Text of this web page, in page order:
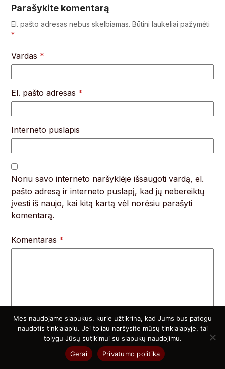
Parašykite komentarą
El. pašto adresas nebus skelbiamas. Būtini laukeliai pažymėti
*
Vardas *
El. pašto adresas *
Interneto puslapis
Noriu savo interneto naršyklėje išsaugoti vardą, el.
pašto adresą ir interneto puslapį, kad jų nebereiktų
įvesti iš naujo, kai kitą kartą vėl norėsiu parašyti
komentarą.
Komentaras *
Mes naudojame slapukus, kurie užtikrina, kad Jums bus patogu
naudotis tinklalapiu. Jei toliau naršysite mūsų tinklalapyje, tai
tolygu Jūsų sutikimui su slapukų naudojimu.
Gerai
Privatumo politika